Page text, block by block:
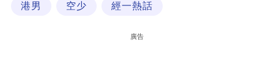
港男 空少 經一熱話
廣告